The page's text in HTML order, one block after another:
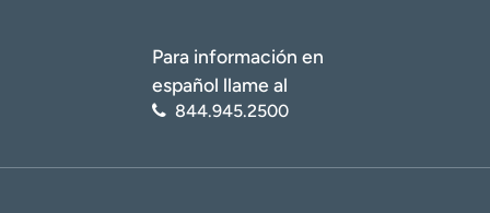
Para información en
español llame al
844.945.2500